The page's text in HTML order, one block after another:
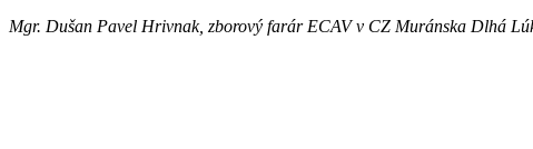
Mgr. Dušan Pavel Hrivnak, zborový farár ECAV v CZ Muránska Dlhá